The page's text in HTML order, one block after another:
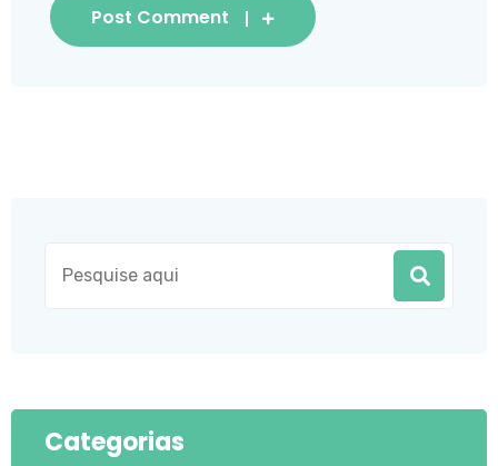
Post Comment
Categorias